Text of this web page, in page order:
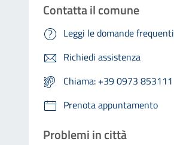
Contatta il comune
Leggi le domande frequenti
Richiedi assistenza
Chiama: +39 0973 853111
Prenota appuntamento
Problemi in città